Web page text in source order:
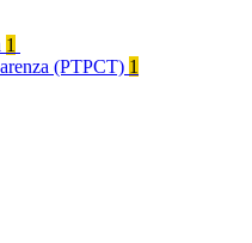
1
(PTPCT) 1